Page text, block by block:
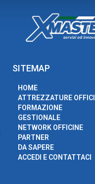
SITEMAP
HOME
ATTREZZATURE
FORMAZIONE
GESTIONALE
NETWORK OFFICINE
PARTNER
DA SAPERE
ACCEDI E CONTATTACI